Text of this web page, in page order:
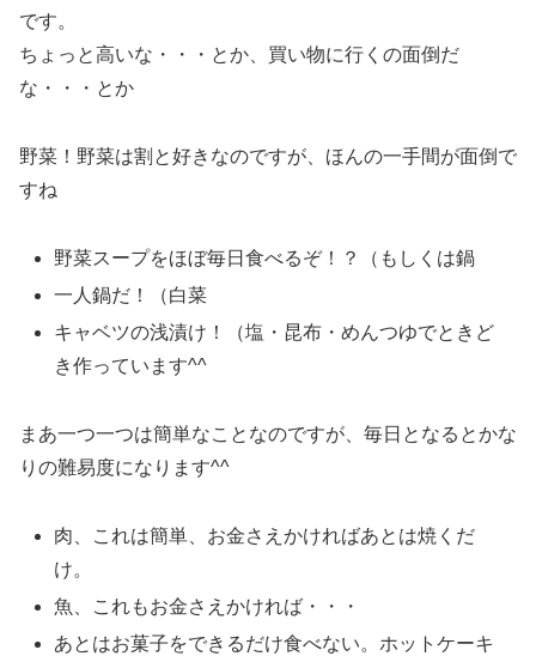
です。
ちょっと高いな・・・とか、買い物に行くの面倒だ
な・・・とか
野菜！野菜は割と好きなのですが、ほんの一手間が面倒で
すね
野菜スープをほぼ毎日食べるぞ！？（もしくは鍋
一人鍋だ！（白菜
キャベツの浅漬け！（塩・昆布・めんつゆでときど
き作っています^^
まあ一つ一つは簡単なことなのですが、毎日となるとかな
りの難易度になります^^
肉、これは簡単、お金さえかければあとは焼くだ
け。
魚、これもお金さえかければ・・・
あとはお菓子をできるだけ食べない。ホットケーキ